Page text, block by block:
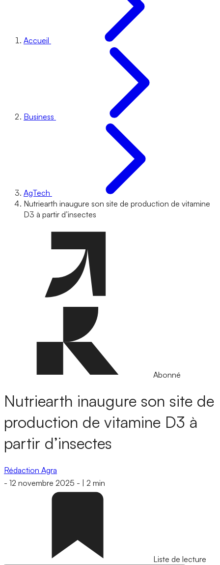
Accueil
Business
AgTech
Nutriearth inaugure son site de production de vitamine
D3 à partir d’insectes
Abonné
Nutriearth inaugure son site de
production de vitamine D3 à
partir d’insectes
Rédaction Agra
- 12 novembre 2025 - 2 min
Liste de lecture